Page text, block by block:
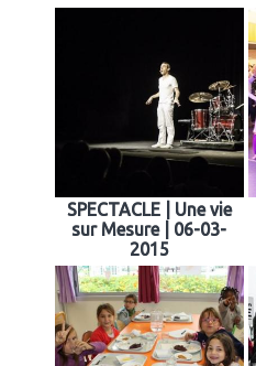
SPECTACLE | Une vie
sur Mesure | 06-03-
2015